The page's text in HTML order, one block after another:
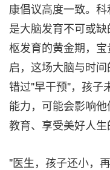
康倡议高度一致。 科
是大脑发育不可或
枢发育的黄金期，
启，这场大脑与时
错过"早干预"，孩子
能力，可能会影响
教育、享受美好人生
"医生，孩子还小，